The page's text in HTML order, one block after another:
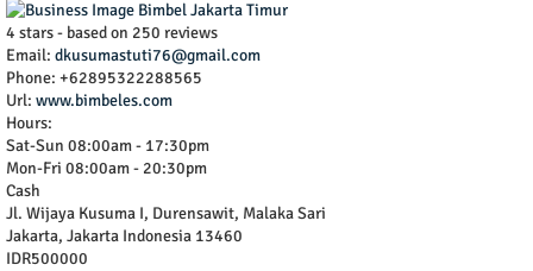
4 stars - based on 250 reviews
Email: dkusumastuti76@gmail.com
Phone: +62895322288565
Url: www.bimbeles.com
Hours:
Sat-Sun 08:00am - 17:30pm
Mon-Fri 08:00am - 20:30pm
Cash
Jl. Wijaya Kusuma I, Durensawit, Malaka Sari
Jakarta, Jakarta Indonesia 13460
IDR500000